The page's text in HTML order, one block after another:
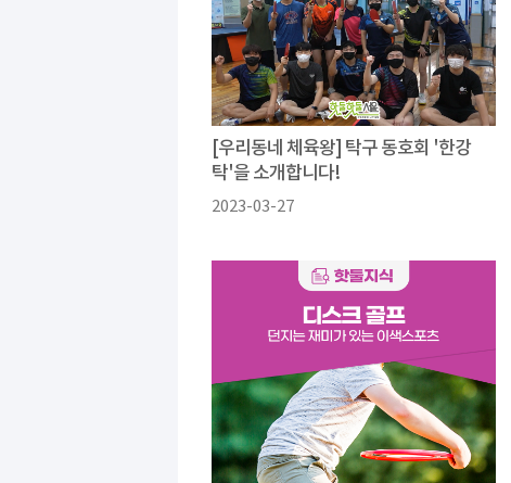
[우리동네 체육왕] 탁구 동호회 '한강
탁'을 소개합니다!
2023-03-27